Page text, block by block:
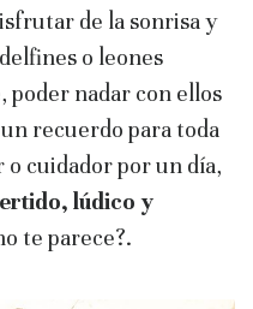
de la sonrisa y
o leones
poder nadar con ellos
recuerdo para toda
cuidador por un día,
lúdico y
te parece?.